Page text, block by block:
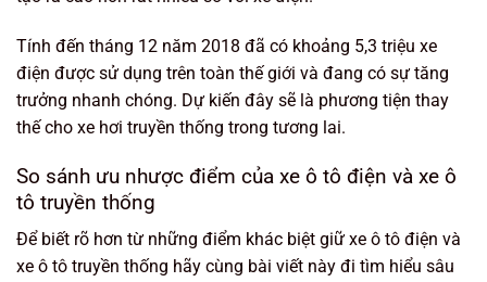
Tính đến tháng 12 năm 2018 đã có khoảng 5,3 triệu xe
điện được sử dụng trên toàn thế giới và đang có sự tăng
trưởng nhanh chóng. Dự kiến đây sẽ là phương tiện thay
thế cho xe hơi truyền thống trong tương lai.
So sánh ưu nhược điểm của xe ô tô điện và xe ô
tô truyền thống
Để biết rõ hơn từ những điểm khác biệt giữ xe ô tô điện và
xe ô tô truyền thống hãy cùng bài viết này đi tìm hiểu sâu